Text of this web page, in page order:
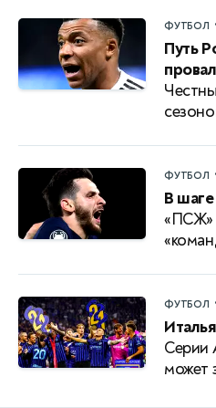
ФУТБОЛ
Путь
ФУТБОЛ
В
«ПСЖ»
ФУТБОЛ
Серии
может